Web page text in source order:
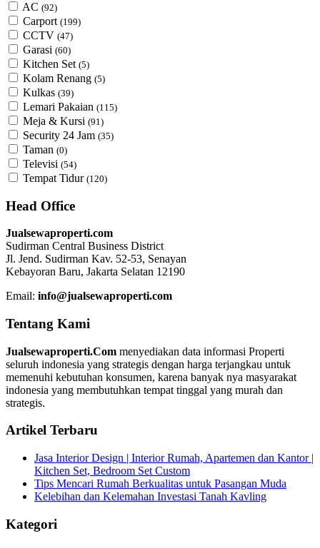
AC (92)
Carport (199)
CCTV (47)
Garasi (60)
Kitchen Set (5)
Kolam Renang (5)
Kulkas (39)
Lemari Pakaian (115)
Meja & Kursi (91)
Security 24 Jam (35)
Taman (0)
Televisi (54)
Tempat Tidur (120)
Head Office
Jualsewaproperti.com
Sudirman Central Business District
Jl. Jend. Sudirman Kav. 52-53, Senayan
Kebayoran Baru, Jakarta Selatan 12190
Email: info@jualsewaproperti.com
Tentang Kami
Jualsewaproperti.Com menyediakan data informasi Properti
seluruh indonesia yang strategis dengan harga terjangkau untuk
memenuhi kebutuhan konsumen, karena banyak nya masyarakat
indonesia yang membutuhkan tempat tinggal yang murah dan
strategis.
Artikel Terbaru
Jasa Interior Design | Interior Rumah, Apartemen dan Kantor |
Kitchen Set, Bedroom Set Custom
Tips Mencari Rumah Berkualitas untuk Pasangan Muda
Kelebihan dan Kelemahan Investasi Tanah Kavling
Kategori